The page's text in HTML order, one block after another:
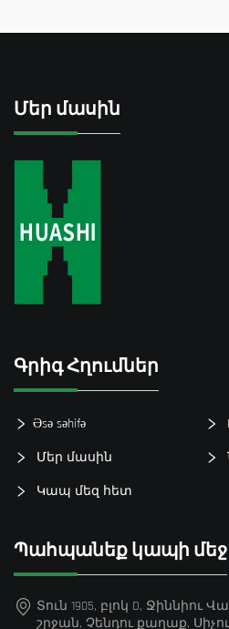
Մեր մասին
Գրիգ Հղումներ
Əsə səhifə
Մեր մասին
Կապ մեզ հետ
Պահպանեք կապի մեջ
Տուն 1905, բլոկ D, Ջիննիու
շրջան, Չենդու քաղաք,